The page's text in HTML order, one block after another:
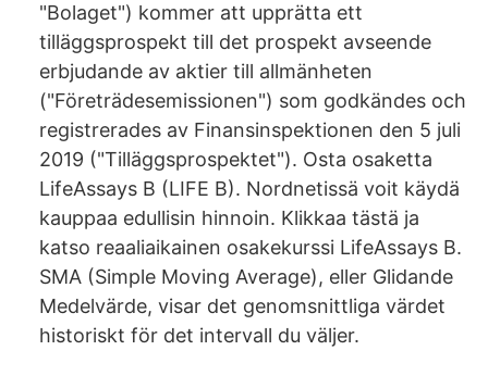
"Bolaget") kommer att upprätta ett
tilläggsprospekt till det prospekt avseende
erbjudande av aktier till allmänheten
("Företrädesemissionen") som godkändes och
registrerades av Finansinspektionen den 5 juli
2019 ("Tilläggsprospektet"). Osta osaketta
LifeAssays B (LIFE B). Nordnetissä voit käydä
kauppaa edullisin hinnoin. Klikkaa tästä ja
katso reaaliaikainen osakekurssi LifeAssays B.
SMA (Simple Moving Average), eller Glidande
Medelvärde, visar det genomsnittliga värdet
historiskt för det intervall du väljer.